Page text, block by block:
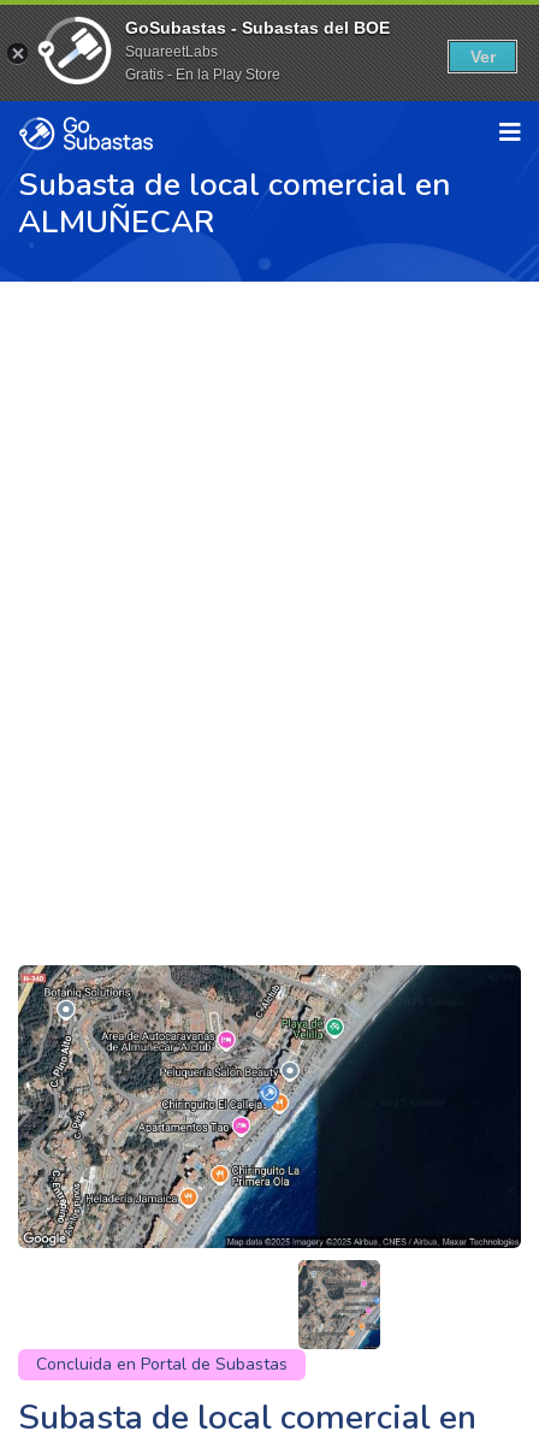
Subasta de local comercial en
ALMUÑECAR
Concluida en Portal de Subastas
Subasta de local comercial en
GoSubastas - Subastas del BOE
SquareetLabs
Gratis - En la Play Store
Ver